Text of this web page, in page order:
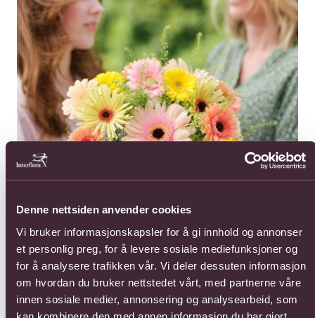
Denne nettsiden anvender cookies
Vi bruker informasjonskapsler for å gi innhold og annonser
et personlig preg, for å levere sosiale mediefunksjoner og
for å analysere trafikken vår. Vi deler dessuten informasjon
om hvordan du bruker nettstedet vårt, med partnerne våre
innen sosiale medier, annonsering og analysearbeid, som
oransjetoner.